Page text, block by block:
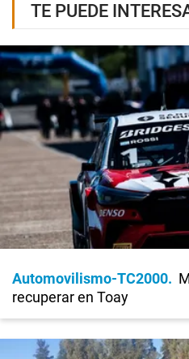
TE PUEDE
Automovilismo-TC2000
recuperar en Toay